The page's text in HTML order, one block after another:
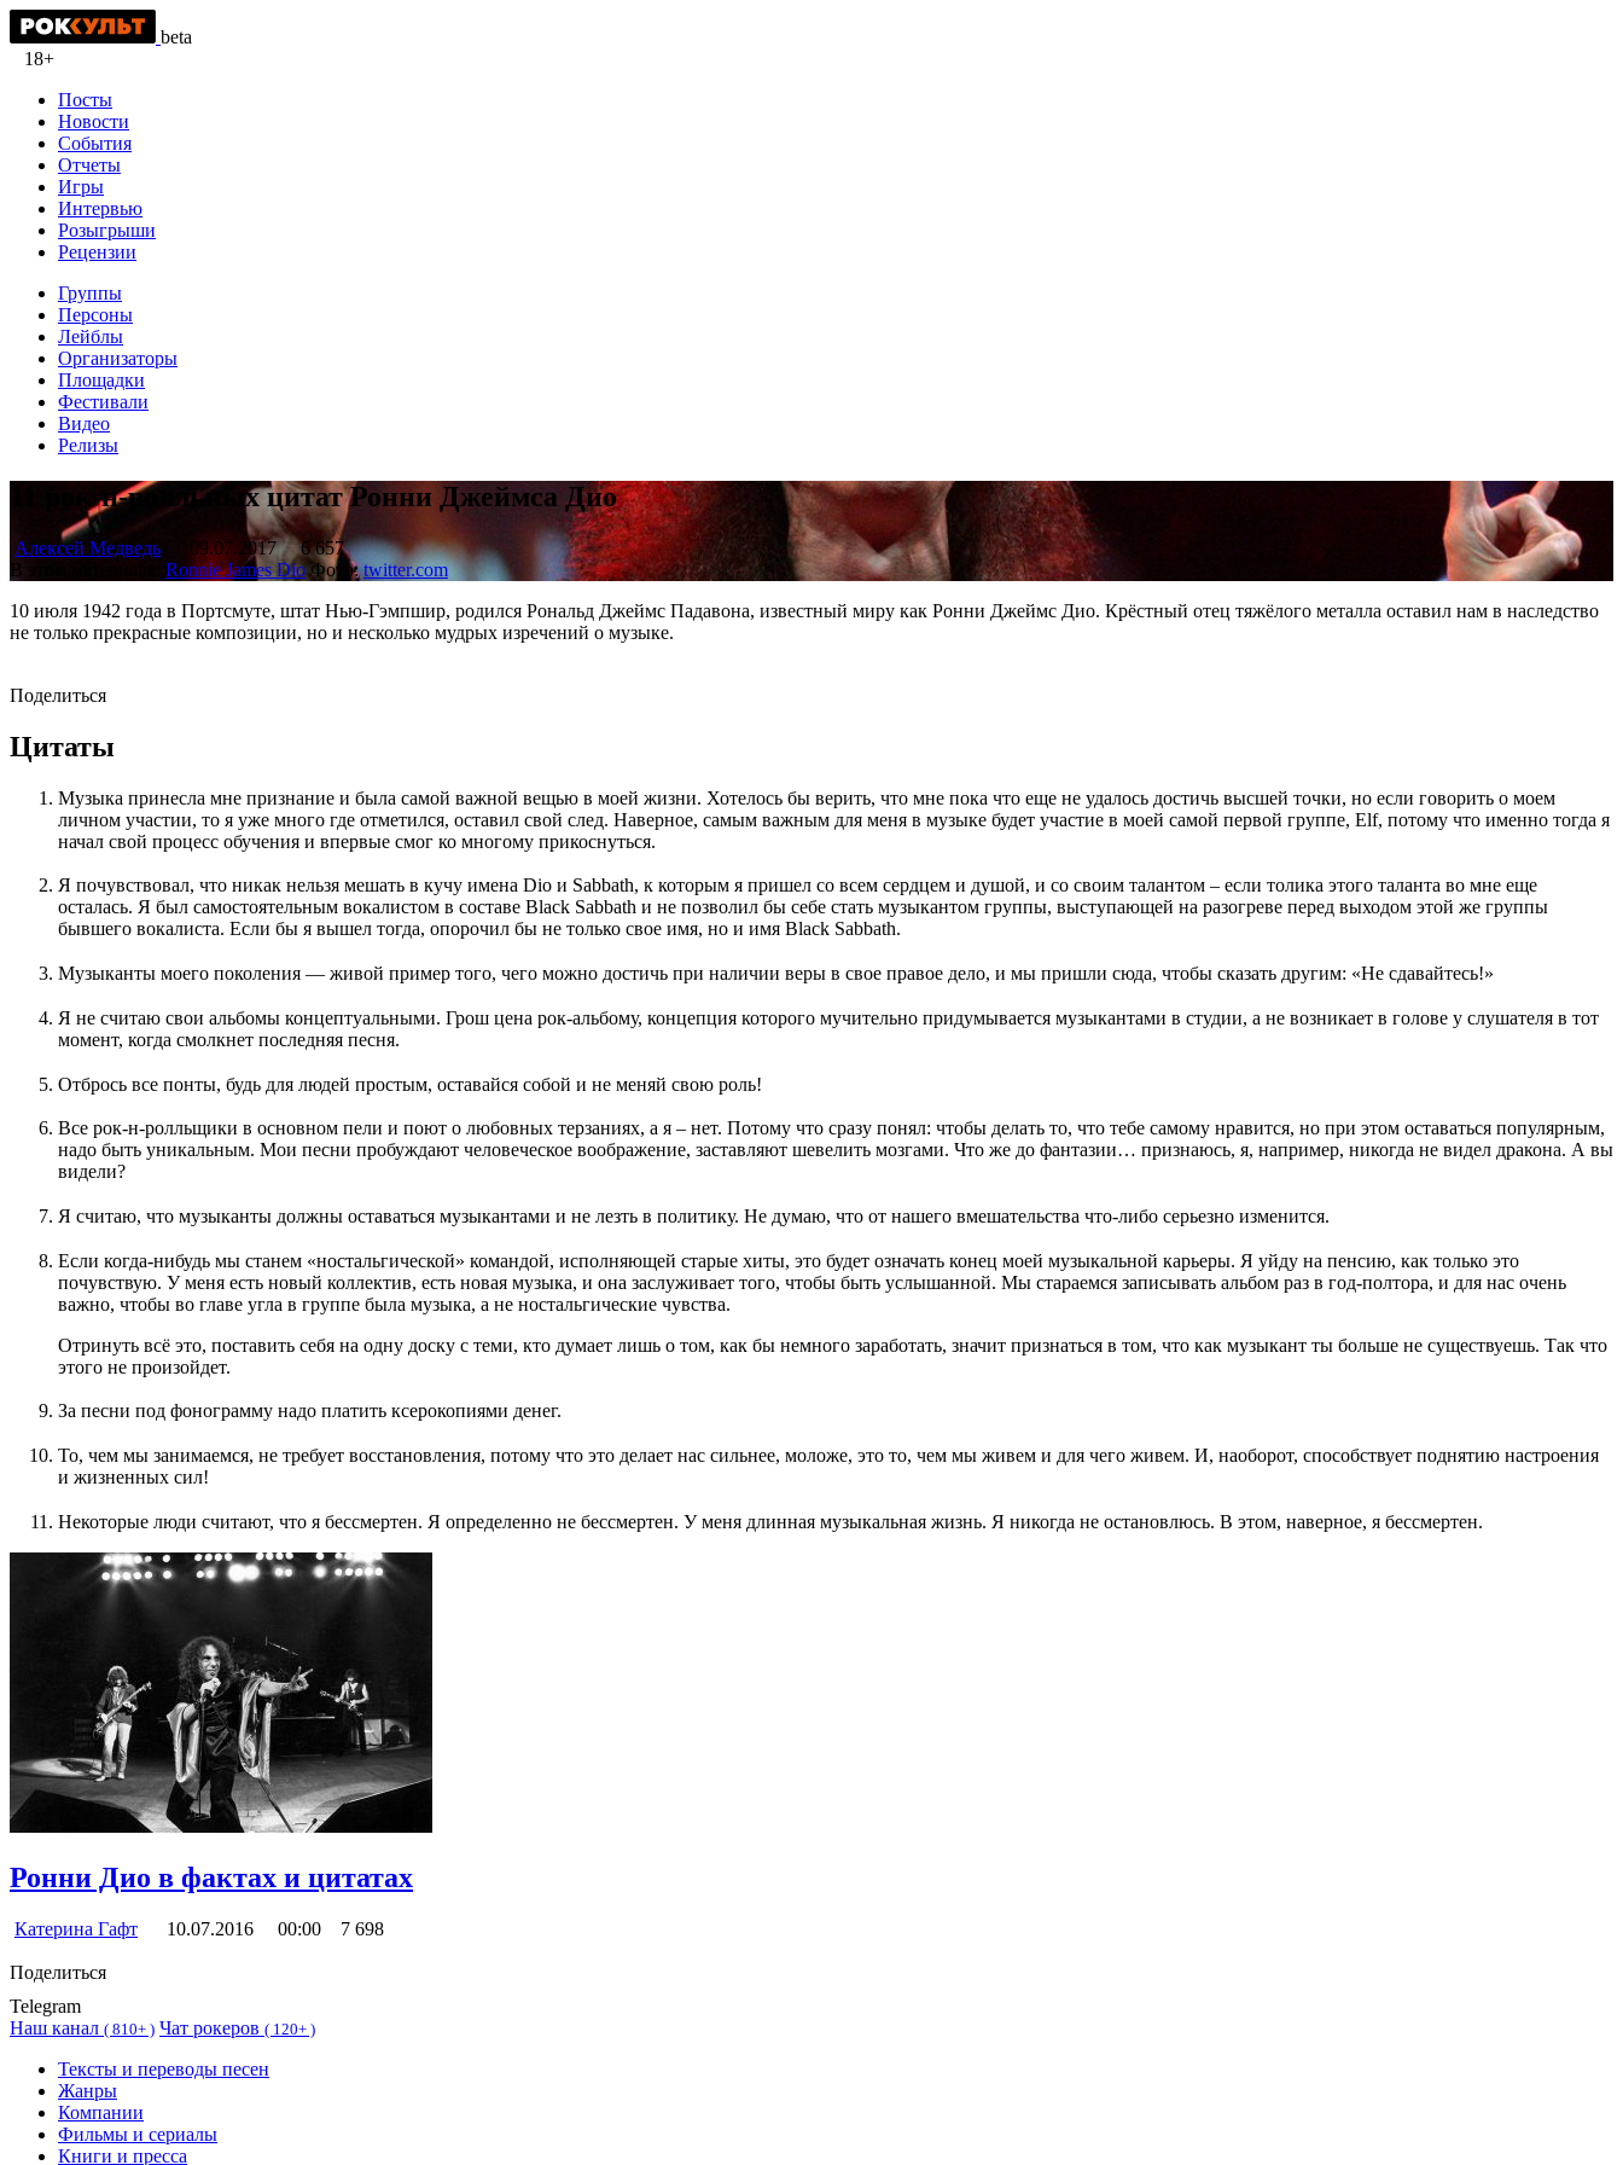
beta
18+
Посты
Новости
События
Отчеты
Игры
Интервью
Розыгрыши
Рецензии
Группы
Персоны
Лейблы
Организаторы
Площадки
Фестивали
Видео
Релизы
11 рок-н-ролльных цитат Ронни Джеймса Дио
Алексей Медведь 09.07.2017
6 657
В этом материале: Ronnie James Dio Фото:twitter.com
10 июля 1942 года в Портсмуте, штат Нью-Гэмпшир, родился Рональд Джеймс Падавона, известный миру как Ронни Джеймс Дио. Крёстный отец тяжёлого металла оставил нам в наследство
не только прекрасные композиции, но и несколько мудрых изречений о музыке.
Поделиться
Цитаты
Музыка принесла мне признание и была самой важной вещью в моей жизни. Хотелось бы верить, что мне пока что еще не удалось достичь высшей точки, но если говорить о моем
личном участии, то я уже много где отметился, оставил свой след. Наверное, самым важным для меня в музыке будет участие в моей самой первой группе, Elf, потому что именно тогда я
начал свой процесс обучения и впервые смог ко многому прикоснуться.
Я почувствовал, что никак нельзя мешать в кучу имена Dio и Sabbath, к которым я пришел со всем сердцем и душой, и со своим талантом – если толика этого таланта во мне еще
осталась. Я был самостоятельным вокалистом в составе Black Sabbath и не позволил бы себе стать музыкантом группы, выступающей на разогреве перед выходом этой же группы
бывшего вокалиста. Если бы я вышел тогда, опорочил бы не только свое имя, но и имя Black Sabbath.
Музыканты моего поколения — живой пример того, чего можно достичь при наличии веры в свое правое дело, и мы пришли сюда, чтобы сказать другим: «Не сдавайтесь!»
Я не считаю свои альбомы концептуальными. Грош цена рок-альбому, концепция которого мучительно придумывается музыкантами в студии, а не возникает в голове у слушателя в тот
момент, когда смолкнет последняя песня.
Отбрось все понты, будь для людей простым, оставайся собой и не меняй свою роль!
Все рок-н-ролльщики в основном пели и поют о любовных терзаниях, а я – нет. Потому что сразу понял: чтобы делать то, что тебе самому нравится, но при этом оставаться популярным,
надо быть уникальным. Мои песни пробуждают человеческое воображение, заставляют шевелить мозгами. Что же до фантазии… признаюсь, я, например, никогда не видел дракона. А вы
видели?
Я считаю, что музыканты должны оставаться музыкантами и не лезть в политику. Не думаю, что от нашего вмешательства что-либо серьезно изменится.
Если когда-нибудь мы станем «ностальгической» командой, исполняющей старые хиты, это будет означать конец моей музыкальной карьеры. Я уйду на пенсию, как только это
почувствую. У меня есть новый коллектив, есть новая музыка, и она заслуживает того, чтобы быть услышанной. Мы стараемся записывать альбом раз в год-полтора, и для нас очень
важно, чтобы во главе угла в группе была музыка, а не ностальгические чувства.
Отринуть всё это, поставить себя на одну доску с теми, кто думает лишь о том, как бы немного заработать, значит признаться в том, что как музыкант ты больше не существуешь. Так что
этого не произойдет.
За песни под фонограмму надо платить ксерокопиями денег.
То, чем мы занимаемся, не требует восстановления, потому что это делает нас сильнее, моложе, это то, чем мы живем и для чего живем. И, наоборот, способствует поднятию настроения
и жизненных сил!
Некоторые люди считают, что я бессмертен. Я определенно не бессмертен. У меня длинная музыкальная жизнь. Я никогда не остановлюсь. В этом, наверное, я бессмертен.
Ронни Дио в фактах и цитатах
Катерина Гафт 10.07.2016 00:00 7 698
Поделиться
Telegram
Наш канал ( 810+ ) Чат рокеров ( 120+ )
Тексты и переводы песен
Жанры
Компании
Фильмы и сериалы
Книги и пресса